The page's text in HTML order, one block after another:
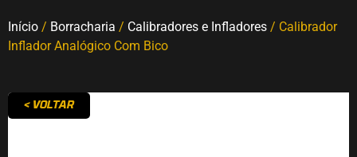
Início / Borracharia / Calibradores e Infladores / Calibrador
Inflador Analógico Com Bico
< VOLTAR